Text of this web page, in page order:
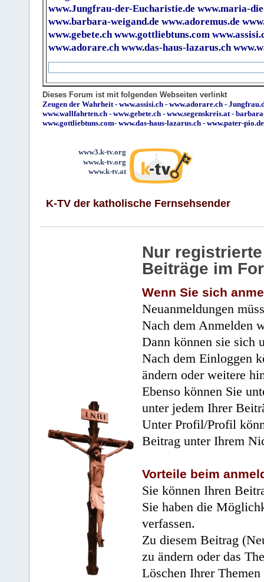
www.Jungfrau-der-Eucharistie.de www.maria-
www.barbara-weigand.de www.adoremus.de
www.gebete.ch www.gottliebtuns.com
www.adorare.ch www.das-haus-lazarus.ch
Dieses Forum ist mit folgenden Webseiten verlinkt
Zeugen der Wahrheit - www.assisi.ch - www.adorare.ch -
www.wallfahrten.ch - www.gebete.ch - www.segenskreis.at -
www.gottliebtuns.com- www.das-haus-lazarus.ch - www.pater-pio.de
www3.k-tv.org
www.k-tv.org
www.k-tv.at
K-TV der katholische Fernsehsender
Nur
Beiträge im
Wenn Sie sich
Neuanmeldungen
Nach dem Anmelden
Dann können sie sich
Nach dem Einloggen
ändern oder weitere
Ebenso können Sie
unter jedem Ihrer
Unter Profil/Profil
Beitrag unter Ihrem
Vorteile beim
Sie können Ihren
Sie haben die
verfassen.
Zu diesem Beitrag
zu ändern oder das
Löschen Ihrer